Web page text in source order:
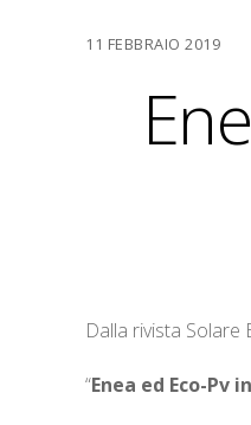
11 FEBBRAIO 2019
Dalla rivista Solare
“Enea ed Eco-Pv